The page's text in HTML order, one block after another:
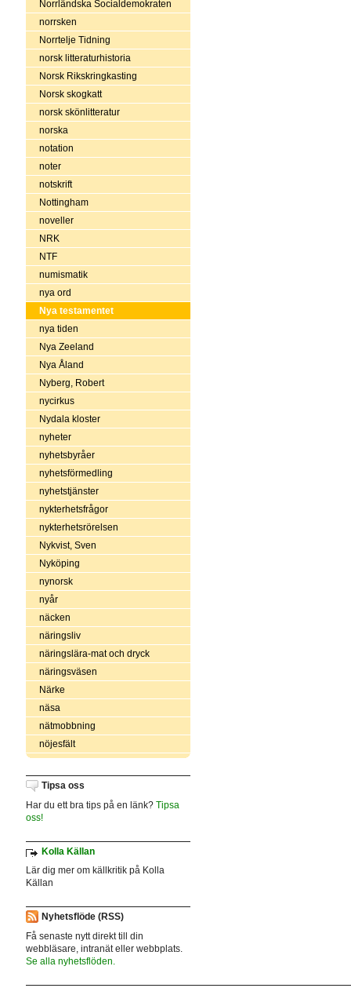
Norrländska Socialdemokraten
norrsken
Norrtelje Tidning
norsk litteraturhistoria
Norsk Rikskringkasting
Norsk skogkatt
norsk skönlitteratur
norska
notation
noter
notskrift
Nottingham
noveller
NRK
NTF
numismatik
nya ord
Nya testamentet
nya tiden
Nya Zeeland
Nya Åland
Nyberg, Robert
nycirkus
Nydala kloster
nyheter
nyhetsbyråer
nyhetsförmedling
nyhetstjänster
nykterhetsfrågor
nykterhetsrörelsen
Nykvist, Sven
Nyköping
nynorsk
nyår
näcken
näringsliv
näringslära-mat och dryck
näringsväsen
Närke
näsa
nätmobbning
nöjesfält
Tipsa oss
Har du ett bra tips på en länk? Tipsa
oss!
Kolla Källan
Lär dig mer om källkritik på Kolla
Källan
Nyhetsflöde (RSS)
Få senaste nytt direkt till din
webbläsare, intranät eller webbplats.
Se alla nyhetsflöden.